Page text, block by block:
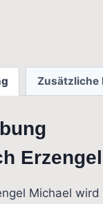
Zusätzliche
Michael